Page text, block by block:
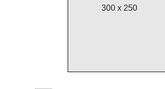
300 x 250